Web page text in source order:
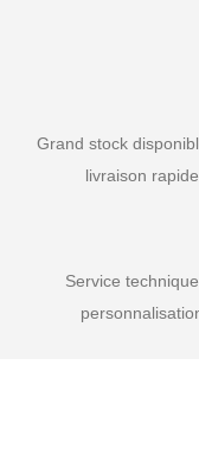
Grand stock
livraison rapide
Service